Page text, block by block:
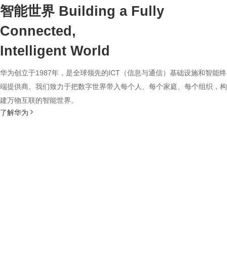
智能世界 Building a Fully
Connected,
Intelligent World
华为创立于1987年，是全球领先的ICT（信息与通信）基础设施和智能终
端提供商。我们致力于把数字世界带入每个人、每个家庭、每个组织，构
建万物互联的智能世界。
了解华为